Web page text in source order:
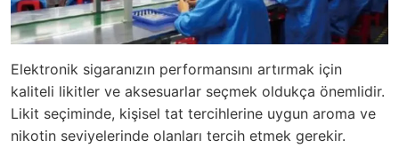
Elektronik sigaranızın performansını artırmak için
kaliteli likitler ve aksesuarlar seçmek oldukça önemlidir.
Likit seçiminde, kişisel tat tercihlerine uygun aroma ve
nikotin seviyelerinde olanları tercih etmek gerekir.